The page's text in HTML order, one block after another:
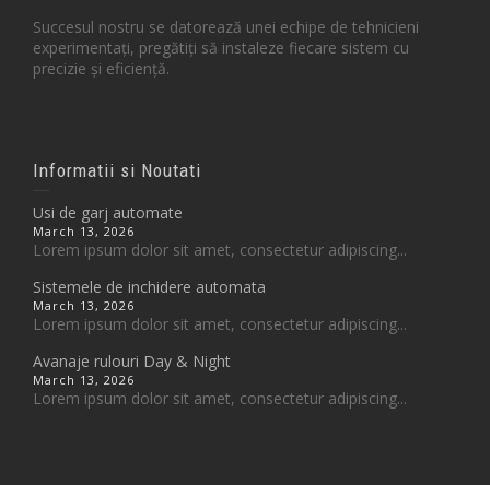
Succesul nostru se datorează unei echipe de tehnicieni
experimentați, pregătiți să instaleze fiecare sistem cu
precizie și eficiență.
Informatii si Noutati
Usi de garj automate
March 13, 2026
Lorem ipsum dolor sit amet, consectetur adipiscing...
Sistemele de inchidere automata
March 13, 2026
Lorem ipsum dolor sit amet, consectetur adipiscing...
Avanaje rulouri Day & Night
March 13, 2026
Lorem ipsum dolor sit amet, consectetur adipiscing...